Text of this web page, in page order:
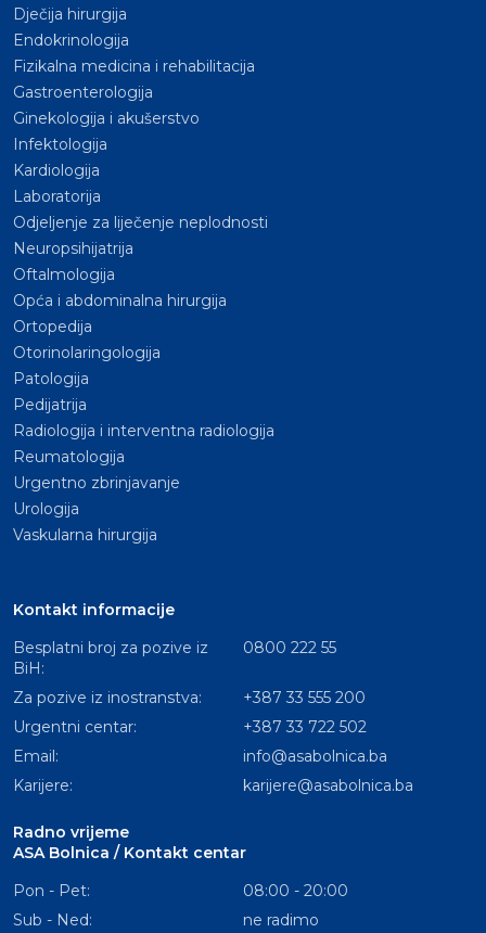
Dječija hirurgija
Endokrinologija
Fizikalna medicina i rehabilitacija
Gastroenterologija
Ginekologija i akušerstvo
Infektologija
Kardiologija
Laboratorija
Odjeljenje za liječenje neplodnosti
Neuropsihijatrija
Oftalmologija
Opća i abdominalna hirurgija
Ortopedija
Otorinolaringologija
Patologija
Pedijatrija
Radiologija i interventna radiologija
Reumatologija
Urgentno zbrinjavanje
Urologija
Vaskularna hirurgija
Kontakt informacije
Besplatni broj za pozive iz
BiH:
0800 222 55
Za pozive iz inostranstva:
+387 33 555 200
Urgentni centar:
+387 33 722 502
Email:
info@asabolnica.ba
Karijere:
karijere@asabolnica.ba
Radno vrijeme
ASA Bolnica / Kontakt centar
Pon - Pet:
08:00 - 20:00
Sub - Ned:
ne radimo